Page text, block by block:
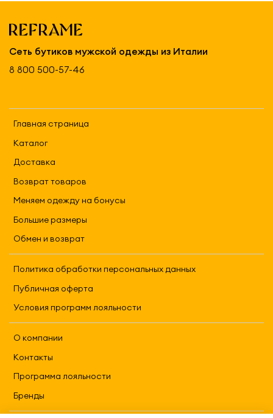
Главная страница
Каталог
Доставка
Возврат товаров
Меняем одежду на бонусы
Большие размеры
Обмен и возврат
Политика обработки персональных данных
Публичная оферта
Условия программ лояльности
О компании
Контакты
Программа лояльности
Бренды
Сеть бутиков мужской одежды из Италии
8 800 500-57-46